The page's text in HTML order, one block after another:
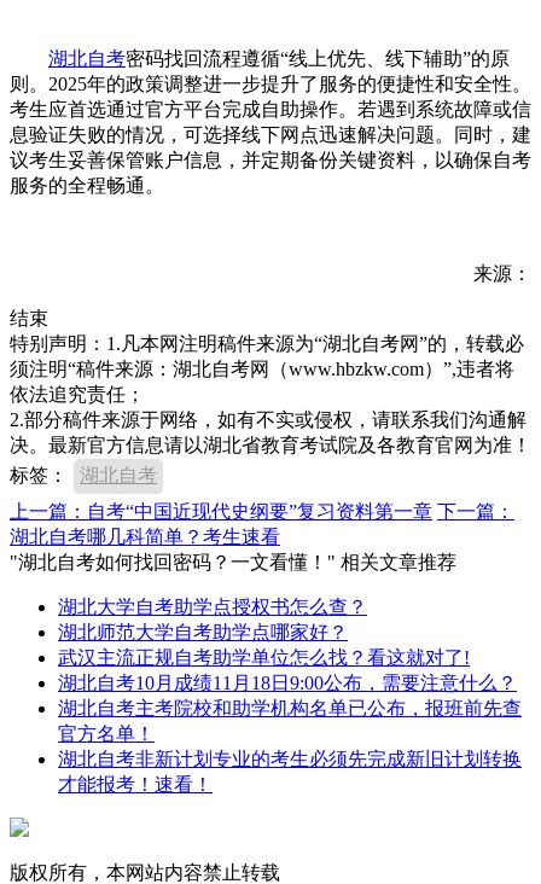
湖北自考密码找回流程遵循“线上优先、线下辅助”的原
则。2025年的政策调整进一步提升了服务的便捷性和安全性。
考生应首选通过官方平台完成自助操作。若遇到系统故障或信
息验证失败的情况，可选择线下网点迅速解决问题。同时，建
议考生妥善保管账户信息，并定期备份关键资料，以确保自考
服务的全程畅通。
来源：
结束
特别声明：1.凡本网注明稿件来源为“湖北自考网”的，转载必
须注明“稿件来源：湖北自考网（www.hbzkw.com）”,违者将
依法追究责任；
2.部分稿件来源于网络，如有不实或侵权，请联系我们沟通解
决。最新官方信息请以湖北省教育考试院及各教育官网为准！
标签：
湖北自考
上一篇：自考“中国近现代史纲要”复习资料第一章 下一篇：
湖北自考哪几科简单？考生速看
"湖北自考如何找回密码？一文看懂！" 相关文章推荐
湖北大学自考助学点授权书怎么查？
湖北师范大学自考助学点哪家好？
武汉主流正规自考助学单位怎么找？看这就对了!
湖北自考10月成绩11月18日9:00公布，需要注意什么？
湖北自考主考院校和助学机构名单已公布，报班前先查
官方名单！
湖北自考非新计划专业的考生必须先完成新旧计划转换
才能报考！速看！
版权所有，本网站内容禁止转载